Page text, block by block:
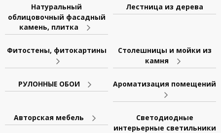
Натуральный
облицовочный фасадный
камень, плитка
Лестница из дерева
Фитостены, фитокартины
Столешницы и мойки из
камня
РУЛОННЫЕ ОБОИ Ароматизация помещений
Авторская мебель
Светодиодные
интерьерные светильники